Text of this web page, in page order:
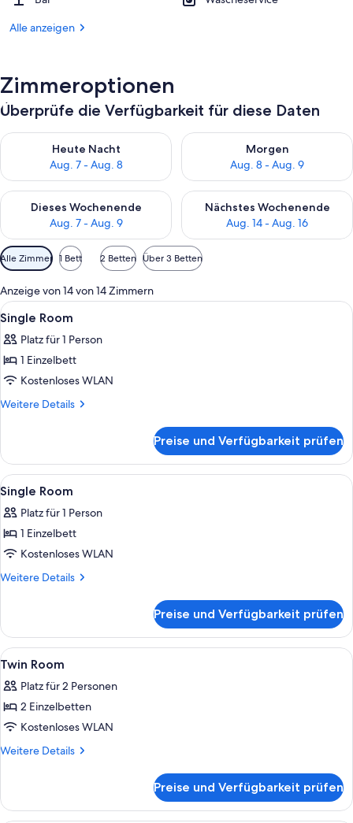
Alle anzeigen
Zimmeroptionen
Überprüfe die Verfügbarkeit für diese Daten
Heute Nacht
Aug. 7 - Aug. 8
Überprüfe die Verfügbarkeit für heute Nacht, Aug. 7 - Aug. 8.
Morgen
Aug. 8 - Aug. 9
Überprüfe die Verfügbarkeit
Dieses Wochenende
Aug. 7 - Aug. 9
Überprüfe die Verfügbarkeit für dieses Wochenende, Aug. 7
Nächstes Wochenende
Aug. 14 - Aug. 16
Überprüfe die Verfügbarkeit
Verfügbare
Filter
für
Zimmer
Alle Zimmer 1 Bett 2 Betten Über 3 Betten
Anzeige von 14 von 14 Zimmern
Alle
Fotos
für
Single
Room
anzeigen
Ein Einzelbett mit Kopfteil, ein
5
Single Room
Platz für 1 Person
1 Einzelbett
Kostenloses WLAN
Weitere Details
Weitere
Room
Preise und Verfügbarkeit prüfen
Alle
Fotos
für
Single
Room
anzeigen
Ein Schlafzimmer mit einem Bett,
6
Single Room
Platz für 1 Person
1 Einzelbett
Kostenloses WLAN
Weitere Details
Weitere
Room
Preise und Verfügbarkeit prüfen
Alle
Fotos
für
Twin
Room
anzeigen
Ein Doppelbett mit Holz-Kopfteil,
9
Twin Room
Platz für 2 Personen
2 Einzelbetten
Kostenloses WLAN
Weitere Details
Weitere
Room
Preise und Verfügbarkeit prüfen